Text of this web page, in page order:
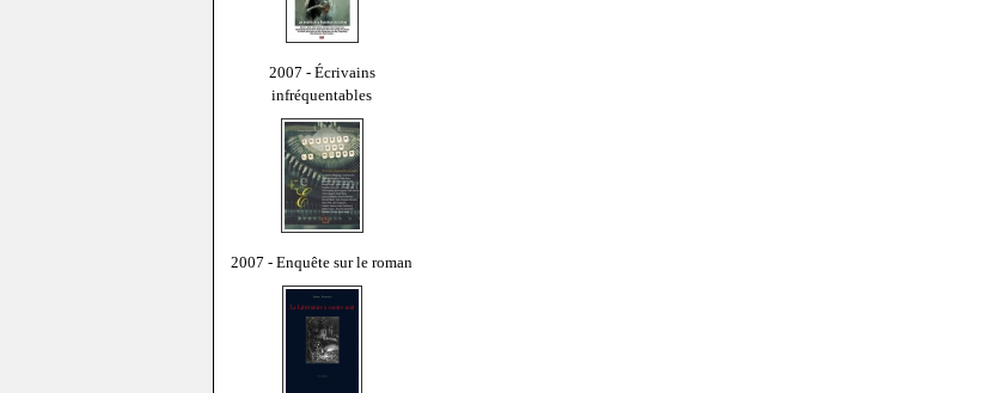
2007 - Écrivains
infréquentables
2007 - Enquête sur le roman